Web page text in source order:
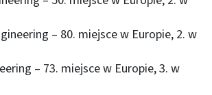
– 80. miejsce w Europie, 2. w
– 73. miejsce w Europie, 3. w